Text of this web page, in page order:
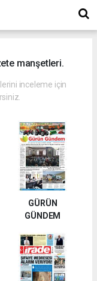
manşetleri.
inceleme için
GÜRÜN
GÜNDEM